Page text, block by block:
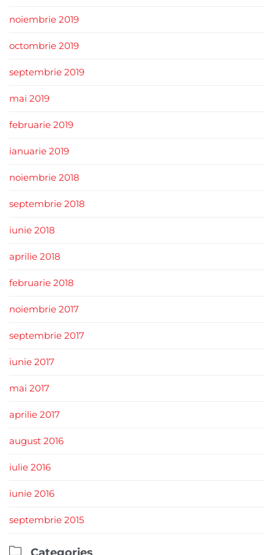
noiembrie 2019
octombrie 2019
septembrie 2019
mai 2019
februarie 2019
ianuarie 2019
noiembrie 2018
septembrie 2018
iunie 2018
aprilie 2018
februarie 2018
noiembrie 2017
septembrie 2017
iunie 2017
mai 2017
aprilie 2017
august 2016
iulie 2016
iunie 2016
septembrie 2015
